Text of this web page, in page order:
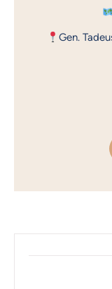
Gen.